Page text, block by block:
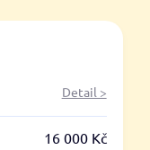
Detail >
16 000 Kč